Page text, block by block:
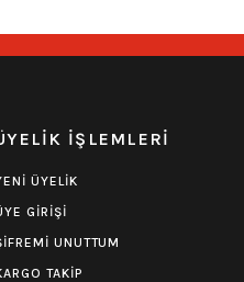
İŞLEMLERİ
ÜYELİK
GİRİŞİ
UNUTTUM
TAKİP